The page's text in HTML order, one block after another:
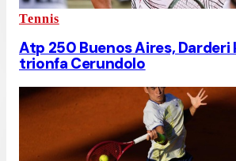
Tennis
Atp 250 Buenos Aires, Darderi
trionfa Cerundolo